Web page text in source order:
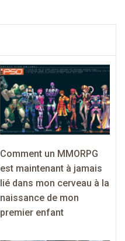
Comment un MMORPG
est maintenant à jamais
lié dans mon cerveau à la
naissance de mon
premier enfant